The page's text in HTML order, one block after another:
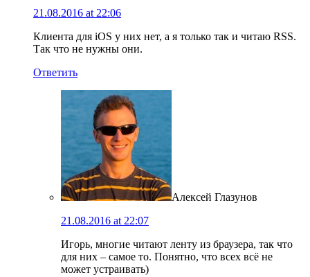
21.08.2016 at 22:06
Клиента для iOS у них нет, а я только так и читаю RSS.
Так что не нужны они.
Ответить
Алексей Глазунов
21.08.2016 at 22:07
Игорь, многие читают ленту из браузера, так что
для них – самое то. Понятно, что всех всё не
может устраивать)